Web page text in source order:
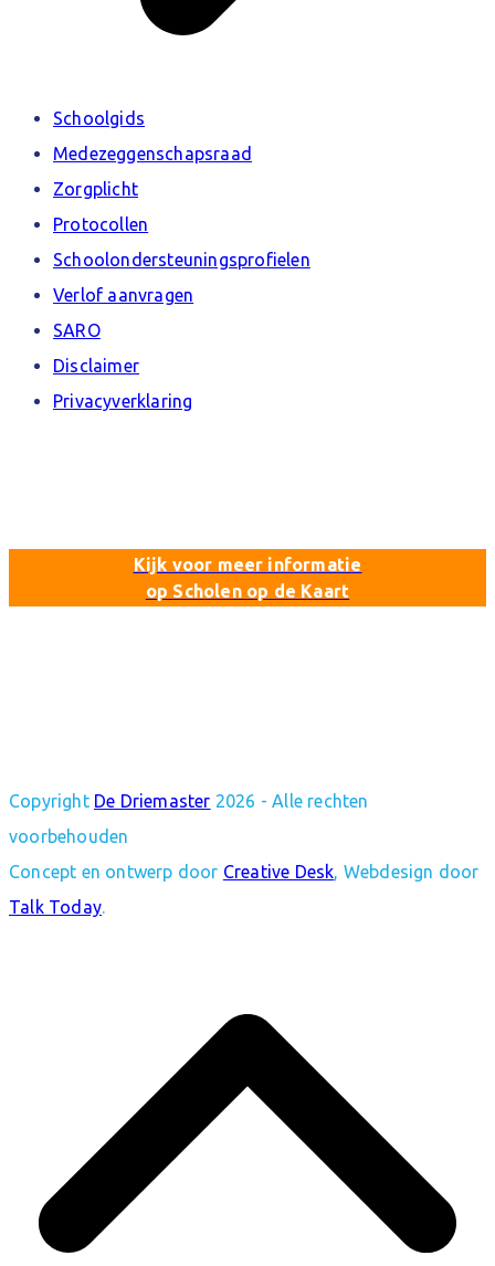
Schoolgids
Medezeggenschapsraad
Zorgplicht
Protocollen
Schoolondersteuningsprofielen
Verlof aanvragen
SARO
Disclaimer
Privacyverklaring
Kijk voor meer informatie
op Scholen op de Kaart
Copyright De Driemaster 2026 - Alle rechten
voorbehouden
Concept en ontwerp door Creative Desk, Webdesign door
Talk Today.